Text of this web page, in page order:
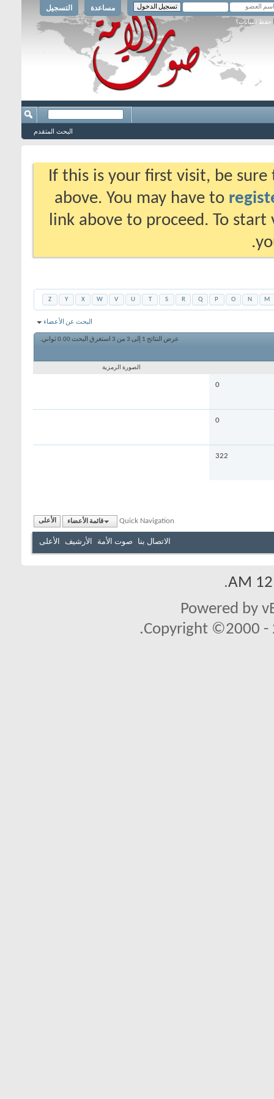
التسجيل مساعدة
حفظ البيانات؟
البحث المتقدم
If this is your first visit, be
above. You may have to
link above to proceed. To
M
N
O
P
Q
R
S
T
U
V
W
X
Y
Z
البحث عن الأعضاء
عرض النتائج 1 إلى 3 من 3 استغرق البحث0.00ثواني.
الصورة الرمزية
0
0
322
Quick Navigation قائمة الأعضاء الأعلى
الاتصال بنا صوت الأمة الأرشيف الأعلى
.
Powered by
Copyright ©2000 -